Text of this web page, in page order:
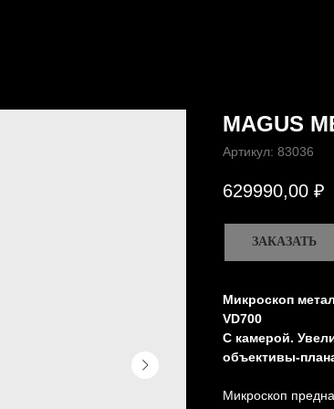
MAGUS
Артикул: 83036
629990,00 ₽
ЗАКАЗАТЬ
Микроскоп
VD700
С камерой.
объективы-
Микроскоп